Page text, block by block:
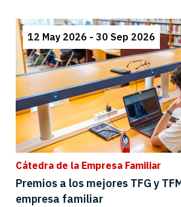
12 May 2026 - 30 Sep 2026
Cátedra de la Empresa Familiar
Premios a los mejores TFG y
empresa familiar